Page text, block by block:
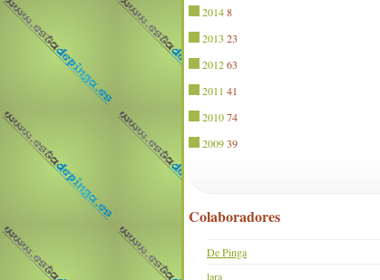
20148
2013 23
201263
2011 41
201074
200939
Colaboradores
De Pinga
lara